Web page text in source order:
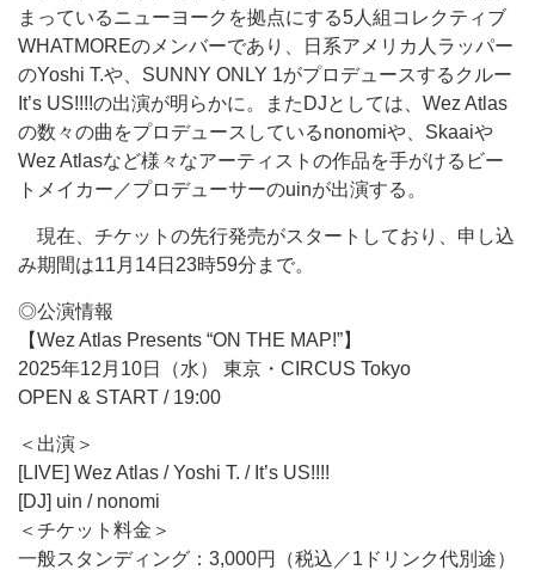
まっているニューヨークを拠点にする5人組コレクティブ
WHATMOREのメンバーであり、日系アメリカ人ラッパー
のYoshi T.や、SUNNY ONLY 1がプロデュースするクルー
It’s US!!!!の出演が明らかに。またDJとしては、Wez Atlas
の数々の曲をプロデュースしているnonomiや、Skaaiや
Wez Atlasなど様々なアーティストの作品を手がけるビー
トメイカー／プロデューサーのuinが出演する。
現在、チケットの先行発売がスタートしており、申し込
み期間は11月14日23時59分まで。
◎公演情報
【Wez Atlas Presents “ON THE MAP!”】
2025年12月10日（水） 東京・CIRCUS Tokyo
OPEN & START / 19:00
＜出演＞
[LIVE] Wez Atlas / Yoshi T. / It’s US!!!!
[DJ] uin / nonomi
＜チケット料金＞
一般スタンディング：3,000円（税込／1ドリンク代別途）